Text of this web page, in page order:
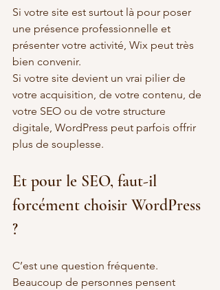
Si votre site est surtout là pour poser
une présence professionnelle et
présenter votre activité, Wix peut très
bien convenir.
Si votre site devient un vrai pilier de
votre acquisition, de votre contenu, de
votre SEO ou de votre structure
digitale, WordPress peut parfois offrir
plus de souplesse.
Et pour le SEO, faut-il
forcément choisir WordPress
?
C’est une question fréquente.
Beaucoup de personnes pensent